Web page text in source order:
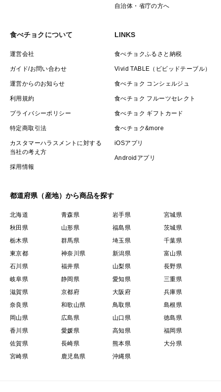
自治体・省庁の方へ
食べチョクについて
運営会社
ガイド/お問い合わせ
運営からのお知らせ
利用規約
プライバシーポリシー
特定商取引法
カスタマーハラスメントに対する
当社の考え方
採用情報
LINKS
食べチョクふるさと納税
Vivid TABLE（ビビッドテーブル）
食べチョク コンシェルジュ
食べチョク フルーツセレクト
食べチョク ギフトカード
食べチョク&more
iOSアプリ
Androidアプリ
都道府県（産地）から商品を探す
北海道 青森県 岩手県
宮城県
秋田県
山形県 福島県
茨城県
栃木県
群馬県 埼玉県
千葉県
東京都
神奈川県 新潟県
富山県
石川県
福井県 山梨県
長野県
岐阜県
静岡県 愛知県
三重県
滋賀県
京都府 大阪府
兵庫県
奈良県
和歌山県 鳥取県
島根県
岡山県
広島県 山口県
徳島県
香川県
愛媛県 高知県
福岡県
佐賀県
長崎県 熊本県
大分県
宮崎県
鹿児島県 沖縄県